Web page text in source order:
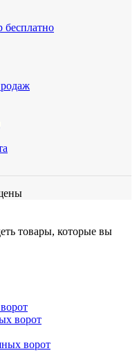
бесплатно
товары, которые вы
ворот
ворот